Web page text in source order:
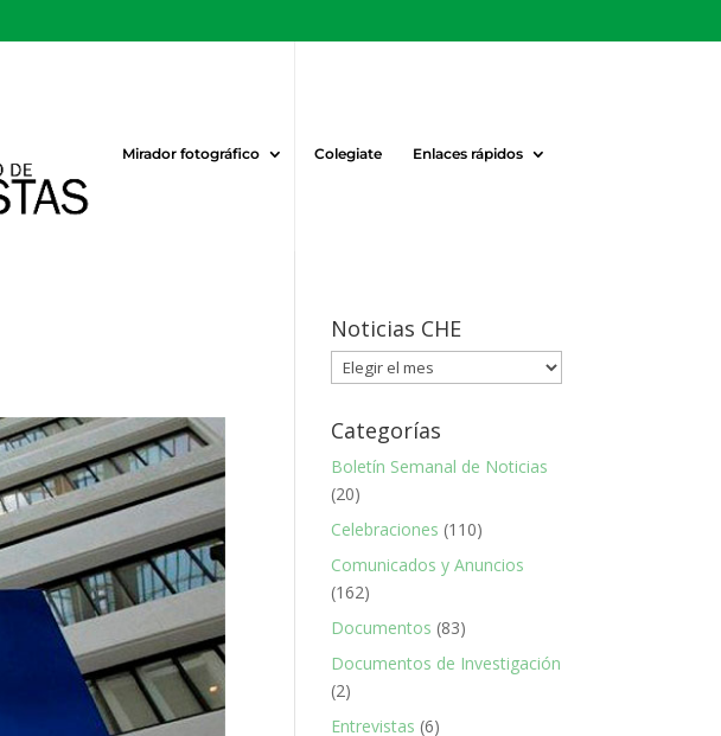
Mirador fotográfico Colegiate Enlaces rápidos
Noticias CHE
Noticias
CHE
Categorías
Boletín Semanal de Noticias
(20)
Celebraciones (110)
Comunicados y Anuncios
(162)
Documentos (83)
Documentos de Investigación
(2)
Entrevistas (6)